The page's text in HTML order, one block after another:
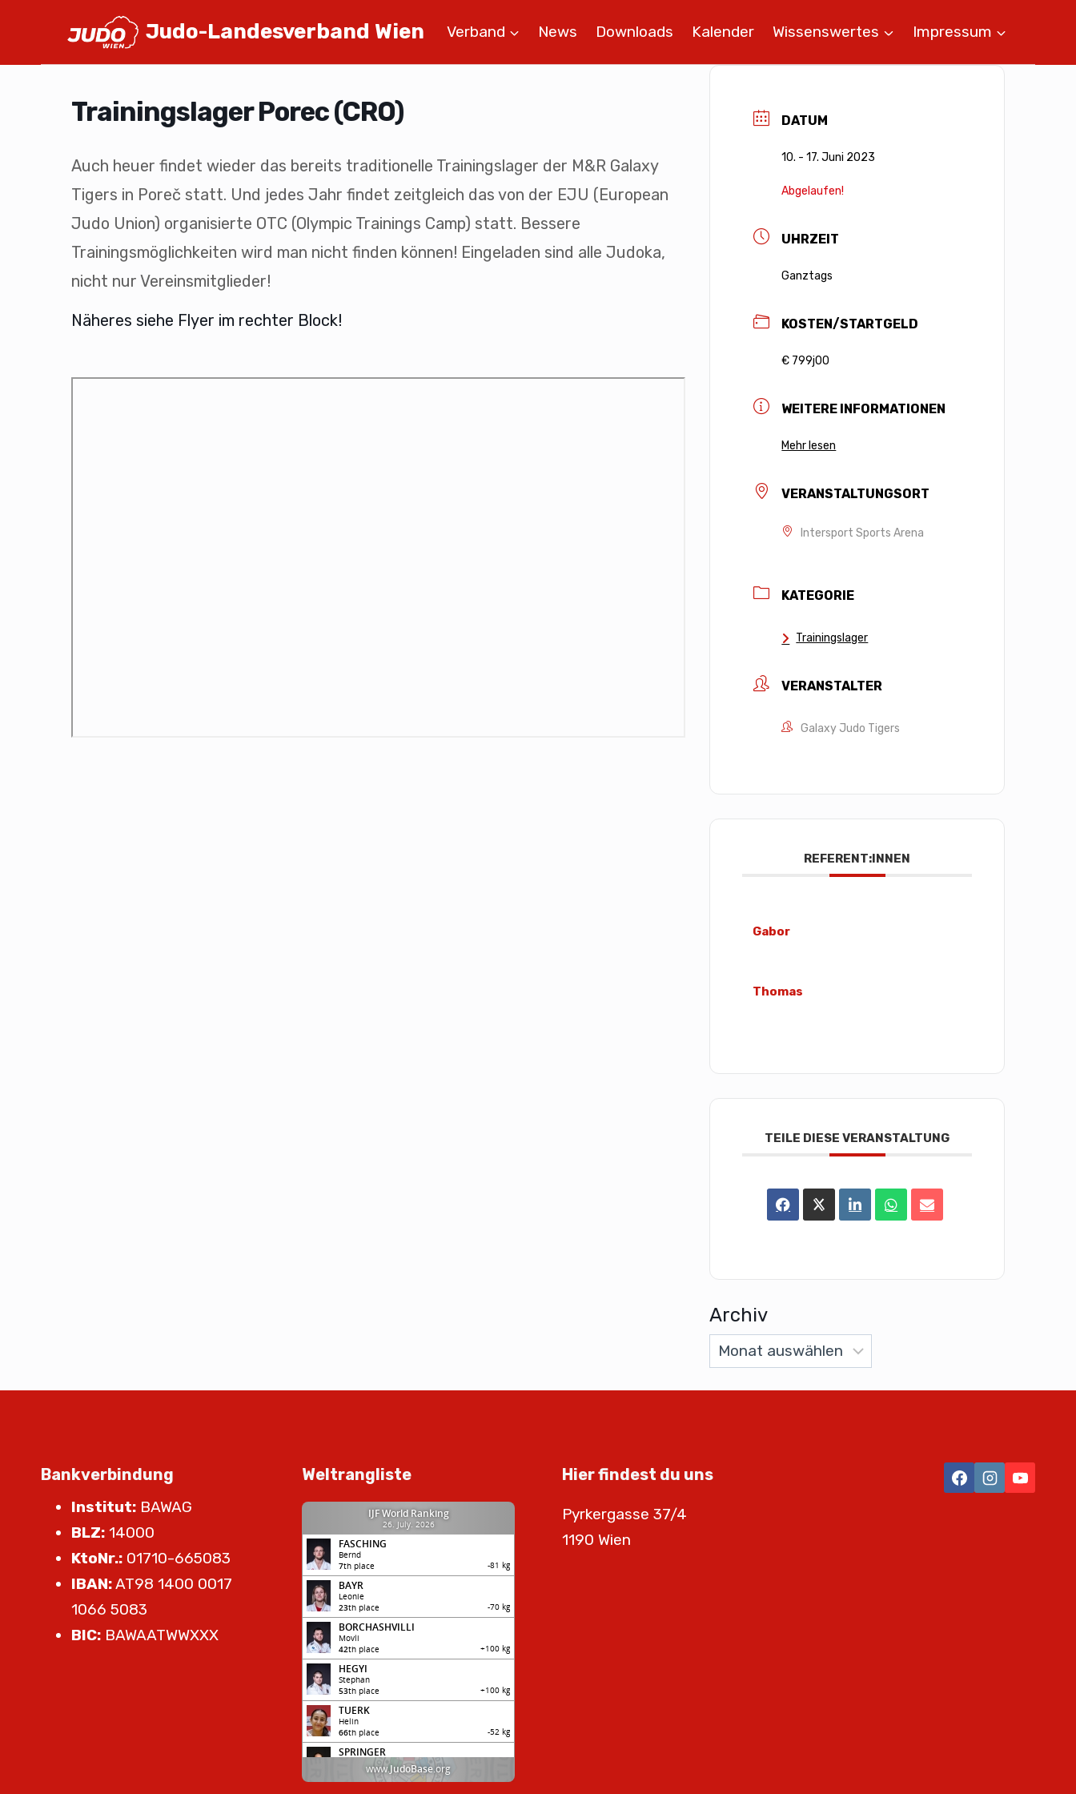
Judo-Landesverband Wien Verband News Downloads Kalender Wissenswertes Impressum
Trainingslager Porec (CRO)
Auch heuer findet wieder das bereits traditionelle Trainingslager der M&R Galaxy
Tigers in Poreč statt. Und jedes Jahr findet zeitgleich das von der EJU (European
Judo Union) organisierte OTC (Olympic Trainings Camp) statt. Bessere
Trainingsmöglichkeiten wird man nicht finden können! Eingeladen sind alle Judoka,
nicht nur Vereinsmitglieder!
Näheres siehe Flyer im rechter Block!
DATUM
10. - 17. Juni 2023
Abgelaufen!
UHRZEIT
Ganztags
KOSTEN/STARTGELD
€ 799j00
WEITERE INFORMATIONEN
Mehr lesen
VERANSTALTUNGSORT
Intersport Sports Arena
KATEGORIE
Trainingslager
VERANSTALTER
Galaxy Judo Tigers
REFERENT:INNEN
Gabor
Thomas
TEILE DIESE VERANSTALTUNG
Archiv
Bankverbindung
Institut: BAWAG
BLZ: 14000
KtoNr.: 01710-665083
IBAN:AT98 1400 0017
1066 5083
BIC: BAWAATWWXXX
Weltrangliste Hier findest du uns
Pyrkergasse 37/4
1190 Wien